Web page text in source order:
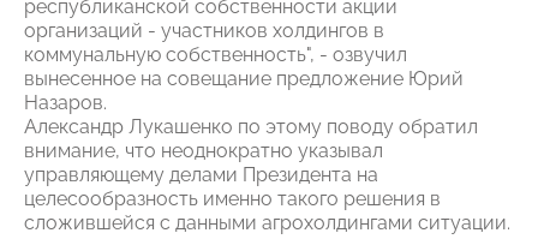
республиканской собственности акции
организаций - участников холдингов в
коммунальную собственность", - озвучил
вынесенное на совещание предложение Юрий
Назаров.
Александр Лукашенко по этому поводу обратил
внимание, что неоднократно указывал
управляющему делами Президента на
целесообразность именно такого решения в
сложившейся с данными агрохолдингами ситуации.